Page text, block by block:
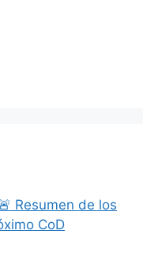
Resumen de los
CoD